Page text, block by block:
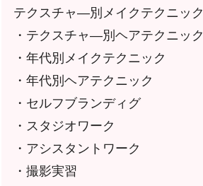
テクスチャ―別メイクテクニック
・テクスチャ―別ヘアテクニック
・年代別メイクテクニック
・年代別ヘアテクニック
・セルフブランディグ
・スタジオワーク
・アシスタントワーク
・撮影実習